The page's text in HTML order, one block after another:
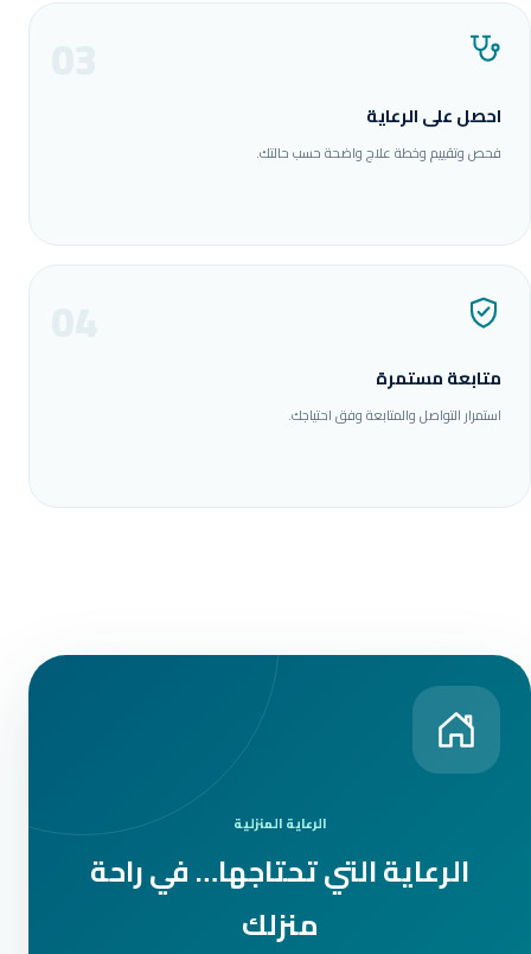
احصل على الرعاية
فحص وتقييم وخطة علاج واضحة حسب حالتك.
متابعة مستمرة
استمرار التواصل والمتابعة وفق احتياجك.
الرعاية المنزلية
الرعاية التي تحتاجها… في راحة
منزلك